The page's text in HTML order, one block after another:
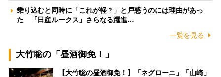
乗り込むと同時に「これが軽？」と戸惑うのには理由があっ
た 「日産ルークス」さらなる躍進…
一覧を見る
大竹聡の「昼酒御免！」
【大竹聡の昼酒御免！】「ネグローニ」「山崎」